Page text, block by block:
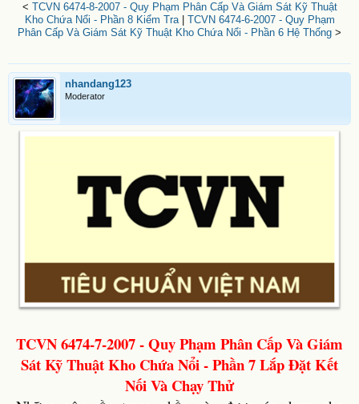
< TCVN 6474-8-2007 - Quy Phạm Phân Cấp Và Giám Sát Kỹ Thuật
Kho Chứa Nổi - Phần 8 Kiểm Tra| TCVN 6474-6-2007 - Quy Phạm
Phân Cấp Và Giám Sát Kỹ Thuật Kho Chứa Nổi - Phần 6 Hệ Thống >
nhandang123
Moderator
TCVN 6474-7-2007 - Quy Phạm Phân Cấp Và Giám
Sát Kỹ Thuật Kho Chứa Nổi - Phần 7 Lắp Đặt Kết
Nối Và Chạy Thử